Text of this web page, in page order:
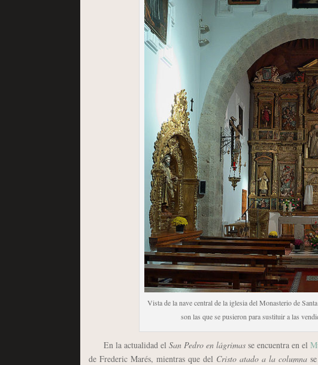
Vista de la nave central de la iglesia del Monasterio de
son las que se pusieron para sustituir a las
En la actualidad el San Pedro en lágrimasse encuentra en el
de Frederic Marés, mientras que del Cristo atado a la columna